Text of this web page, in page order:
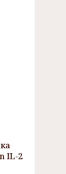
IL-2